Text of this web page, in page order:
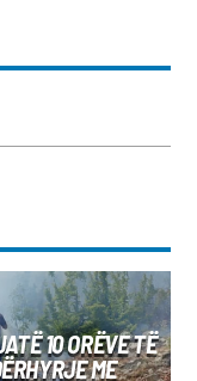
10 ORËVE TË
ME